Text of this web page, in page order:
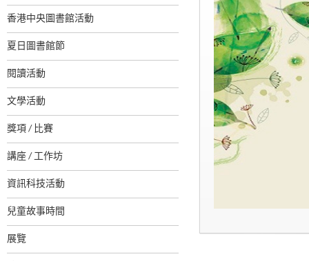
香港中央圖書館活動
夏日圖書館節
閱讀活動
文學活動
獎項 / 比賽
講座 / 工作坊
資訊科技活動
兒童故事時間
展覽